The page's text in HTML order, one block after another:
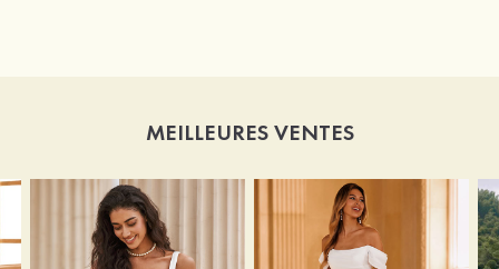
MEILLEURES VENTES